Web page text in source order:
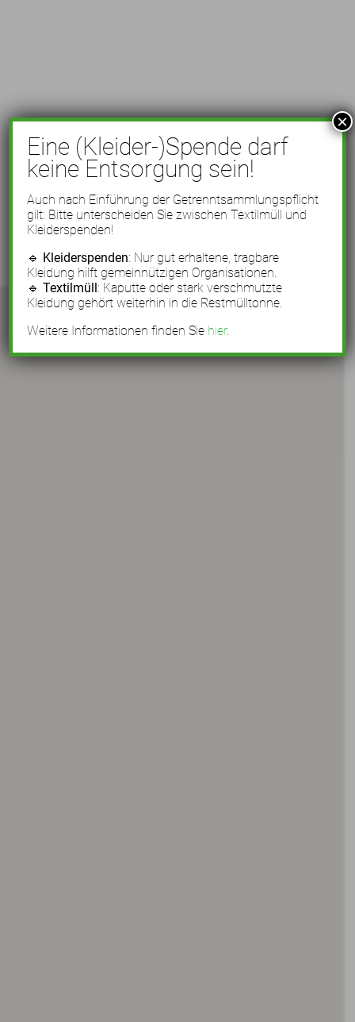
Eine (Kleider-)Spende darf
keine Entsorgung sein!
Auch nach Einführung der Getrenntsammlungspflicht
gilt: Bitte unterscheiden Sie zwischen Textilmüll und
Kleiderspenden!
🔹 Kleiderspenden: Nur gut erhaltene, tragbare
Kleidung hilft gemeinnützigen Organisationen.
🔹Textilmüll: Kaputte oder stark verschmutzte
Kleidung gehört weiterhin in die Restmülltonne.
Weitere Informationen finden Sie hier.
×